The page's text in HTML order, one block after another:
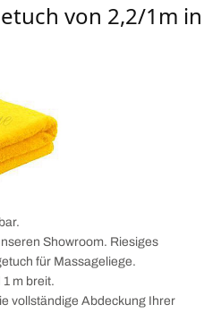
von 2,2/1m in
Showroom. Riesiges
für Massageliege.
m breit.
vollständige Abdeckung Ihrer